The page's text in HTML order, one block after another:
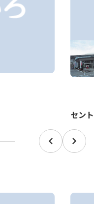
セン